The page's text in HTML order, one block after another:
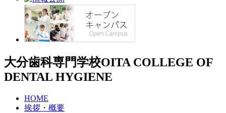
大分歯科専門学校OITA COLLEGE OF
DENTAL HYGIENE
HOME
挨拶・概要